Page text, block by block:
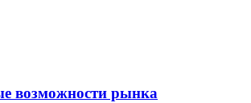
возможности рынка